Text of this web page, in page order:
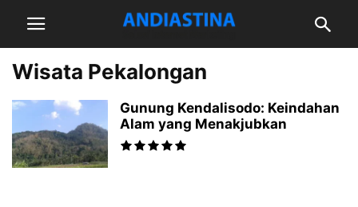
Wisata Pekalongan
Gunung Kendalisodo: Keindahan
Alam yang Menakjubkan